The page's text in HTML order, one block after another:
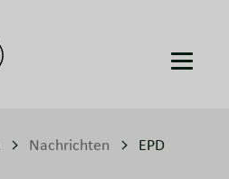
Nachrichten EPD